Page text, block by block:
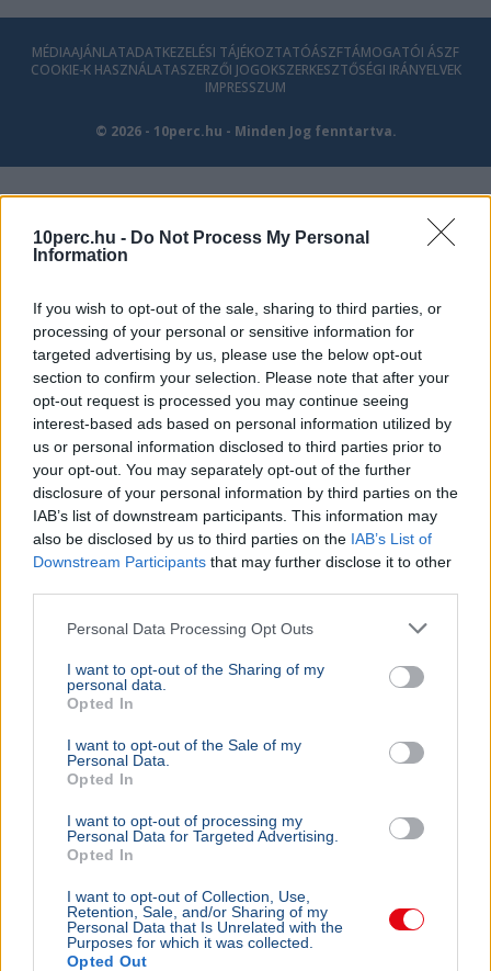
10perc.hu - Do Not Process My Personal
Information
If you wish to opt-out of the sale, sharing to third parties, or
processing of your personal or sensitive information for
targeted advertising by us, please use the below opt-out
section to confirm your selection. Please note that after your
opt-out request is processed you may continue seeing
interest-based ads based on personal information utilized by
us or personal information disclosed to third parties prior to
your opt-out. You may separately opt-out of the further
disclosure of your personal information by third parties on the
IAB’s list of downstream participants. This information may
also be disclosed by us to third parties on the IAB’s List of
Downstream Participants that may further disclose it to other
Personal Data Processing Opt Outs
I want to opt-out of the Sharing of my
personal data.
Opted In
I want to opt-out of the Sale of my
Personal Data.
Opted In
I want to opt-out of processing my
Personal Data for Targeted Advertising.
Opted In
I want to opt-out of Collection, Use,
Retention, Sale, and/or Sharing of my
Personal Data that Is Unrelated with the
Purposes for which it was collected.
Opted Out
MÉDIAAJÁNLATADATKEZELÉSI TÁJÉKOZTATÓÁSZFTÁMOGATÓI ÁSZF
COOKIE-K HASZNÁLATASZERZŐI JOGOKSZERKESZTŐSÉGI IRÁNYELVEK
IMPRESSZUM
© 2026 - 10perc.hu - Minden Jog fenntartva.